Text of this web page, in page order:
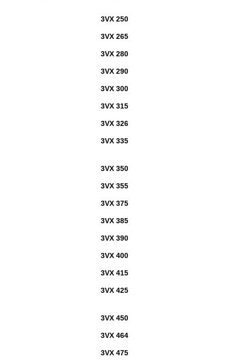
3VX 250
3VX 265
3VX 280
3VX 290
3VX 300
3VX 315
3VX 326
3VX 335
3VX 350
3VX 355
3VX 375
3VX 385
3VX 390
3VX 400
3VX 415
3VX 425
3VX 450
3VX 464
3VX 475